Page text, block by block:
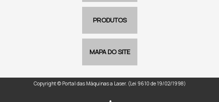
PRODUTOS
MAPA DO SITE
Copyright © Portal das Máquinas a Laser. (Lei 9610 de 19/02/1998)